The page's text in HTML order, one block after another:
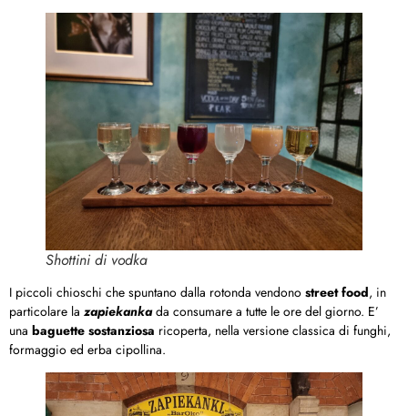
Shottini di vodka
I piccoli chioschi che spuntano dalla rotonda vendono street food, in
particolare la zapiekankada consumare a tutte le ore del giorno. E’
una baguette sostanziosa ricoperta, nella versione classica di funghi,
formaggio ed erba cipollina.